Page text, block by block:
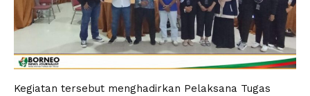
Kegiatan tersebut menghadirkan Pelaksana Tugas